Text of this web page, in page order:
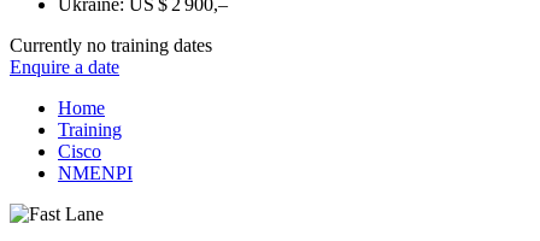
Ukraine: US $ 2 900,–
Currently no training dates
Enquire a date
Home
Training
Cisco
NMENPI